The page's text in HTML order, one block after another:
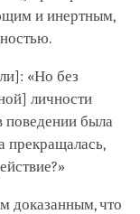
и инертным,
«Но без
личности
поведении была
прекращалась,
доказанным, что